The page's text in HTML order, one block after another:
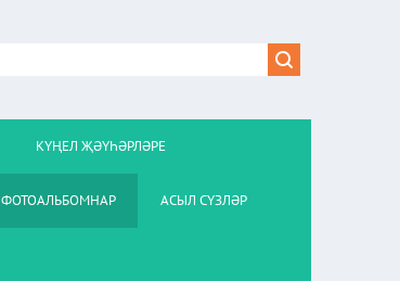
КҮҢЕЛ ҖӘҮҺӘРЛӘРЕ
ФОТОАЛЬБОМНАР АСЫЛ СҮЗЛӘР